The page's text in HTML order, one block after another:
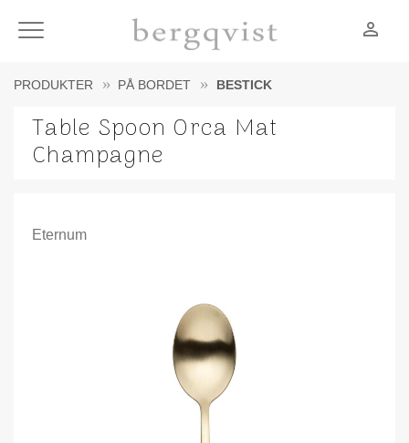
Meny person_outline
PRODUKTER PÅ BORDET BESTICK
Table Spoon Orca Mat
Champagne
Eternum